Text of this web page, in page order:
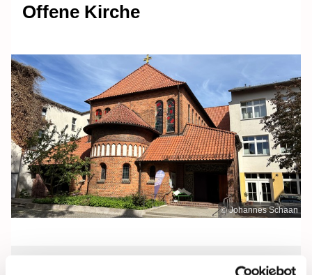
Offene Kirche
© Johannes Schaan